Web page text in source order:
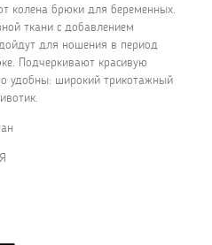
колена брюки для беременных.
ткани с добавлением
для ношения в период
Подчеркивают красивую
удобны: широкий трикотажный